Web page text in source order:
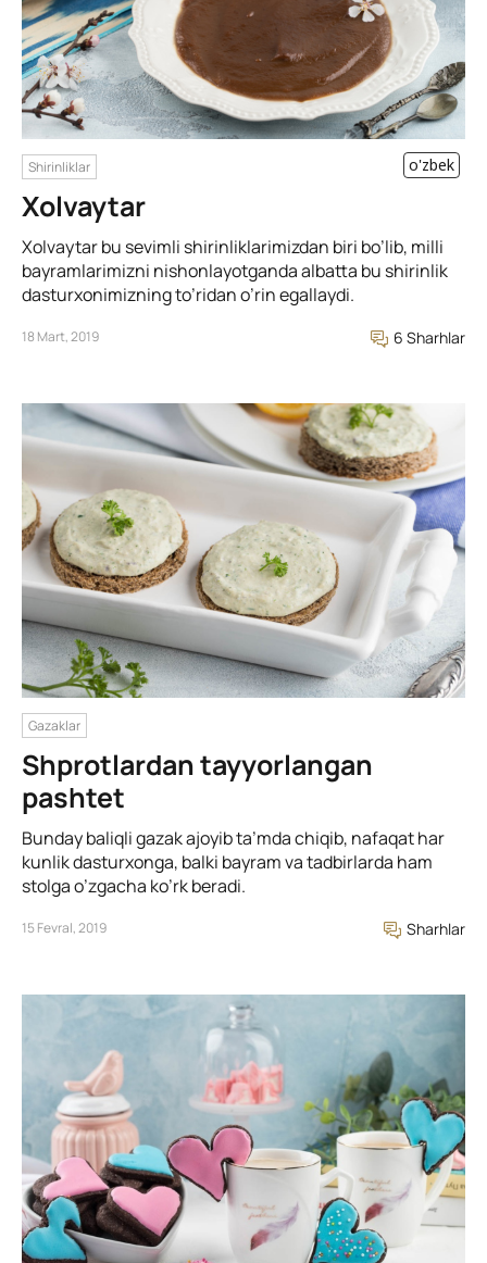
Shirinliklar o'zbek
Xolvaytar
Xolvaytar bu sevimli shirinliklarimizdan biri bo’lib, milli
bayramlarimizni nishonlayotganda albatta bu shirinlik
dasturxonimizning to’ridan o’rin egallaydi.
18 Mart, 2019 6 Sharhlar
Gazaklar
Shprotlardan tayyorlangan
pashtet
Bunday baliqli gazak ajoyib ta’mda chiqib, nafaqat har
kunlik dasturxonga, balki bayram va tadbirlarda ham
stolga o’zgacha ko’rk beradi.
15 Fevral, 2019 Sharhlar